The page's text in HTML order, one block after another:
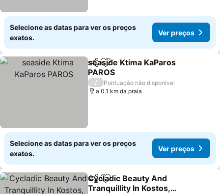
Selecione as datas para ver os preços
exatos.
Ver preços
PartilharAdicionar aos favoritos
seaside Ktima KaParos
PAROS
/
Pontuação não disponível
a 0.1 km da praia
Selecione as datas para ver os preços
exatos.
Ver preços
PartilharAdicionar aos favoritos
Cycladic Beauty And
Tranquillity In Kostos,